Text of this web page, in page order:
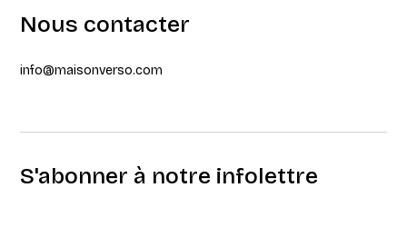
Nous contacter
info@maisonverso.com
S'abonner à notre infolettre